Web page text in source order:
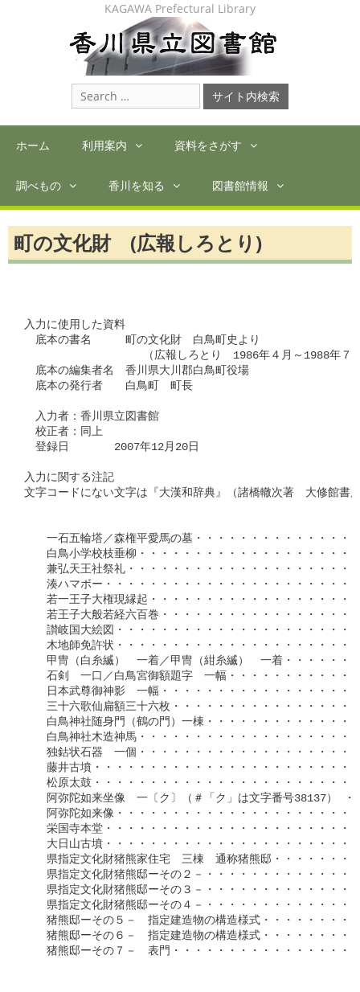
KAGAWA Prefectural Library
Search
for:
ホーム 利用案内 資料をさがす
調べもの 香川を知る 図書館情報
町の文化財 (広報しろとり)
入力に使用した資料
底本の書名　　　町の文化財　白鳥町史より
　　（広報しろとり　1986年４月～1988年
底本の編集者名　香川県大川郡白鳥町役場
底本の発行者　　白鳥町　町長
入力者：香川県立図書館
校正者：同上
登録日　　　　2007年12月20日
入力に関する注記
文字コードにない文字は『大漢和辞典』（諸橋轍次著　大修館書
一石五輪塔／森権平愛馬の墓・・・・・・・・・・・・・・
白鳥小学校枝垂柳・・・・・・・・・・・・・・・・・・・
兼弘天王社祭礼・・・・・・・・・・・・・・・・・・・・
湊ハマボー・・・・・・・・・・・・・・・・・・・・・・
若一王子大権現縁起・・・・・・・・・・・・・・・・・・
若王子大般若経六百巻・・・・・・・・・・・・・・・・・
讃岐国大絵図・・・・・・・・・・・・・・・・・・・・・
木地師免許状・・・・・・・・・・・・・・・・・・・・・
甲冑（白糸縅）　一着／甲冑（紺糸縅）　一着・・・・・・
石剣　一口／白鳥宮御額題字　一幅・・・・・・・・・・・
日本武尊御神影　一幅・・・・・・・・・・・・・・・・・
三十六歌仙扁額三十六枚・・・・・・・・・・・・・・・・
白鳥神社随身門（鶴の門）一棟・・・・・・・・・・・・・
白鳥神社木造神馬・・・・・・・・・・・・・・・・・・・
独鈷状石器　一個・・・・・・・・・・・・・・・・・・・
藤井古墳・・・・・・・・・・・・・・・・・・・・・・・
松原太鼓・・・・・・・・・・・・・・・・・・・・・・・
阿弥陀如来坐像　一〔ク〕（＃「ク」は文字番号38137） ・
阿弥陀如来像・・・・・・・・・・・・・・・・・・・・・
栄国寺本堂・・・・・・・・・・・・・・・・・・・・・・
大日山古墳・・・・・・・・・・・・・・・・・・・・・・
県指定文化財猪熊家住宅　三棟　通称猪熊邸・・・・・・・
県指定文化財猪熊邸ーその２－・・・・・・・・・・・・・
県指定文化財猪熊邸ーその３－・・・・・・・・・・・・・
県指定文化財猪熊邸ーその４－・・・・・・・・・・・・・
猪熊邸ーその５－　指定建造物の構造様式・・・・・・・・
猪熊邸ーその６－　指定建造物の構造様式・・・・・・・・
猪熊邸ーその７－　表門・・・・・・・・・・・・・・・・